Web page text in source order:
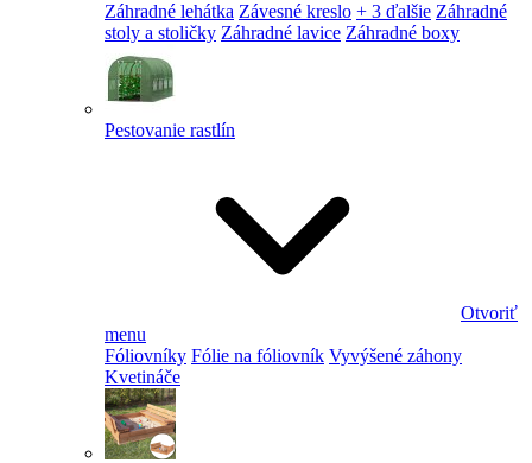
Záhradné lehátka Závesné kreslo + 3 ďalšie Záhradné
stoly a stoličky Záhradné lavice Záhradné boxy
Pestovanie rastlín
Otvoriť
menu
Fóliovníky Fólie na fóliovník Vyvýšené záhony
Kvetináče